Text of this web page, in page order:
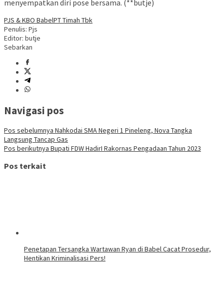
menyempatkan diri pose bersama. (**butje)
PJS & KBO BabelPT Timah Tbk
Penulis: Pjs
Editor: butje
Sebarkan
Navigasi pos
Pos sebelumnya Nahkodai SMA Negeri 1 Pineleng, Nova Tangka
Langsung Tancap Gas
Pos berikutnya Bupati FDW HadirI Rakornas Pengadaan Tahun 2023
Pos terkait
Penetapan Tersangka Wartawan Ryan di Babel Cacat Prosedur,
Hentikan Kriminalisasi Pers!